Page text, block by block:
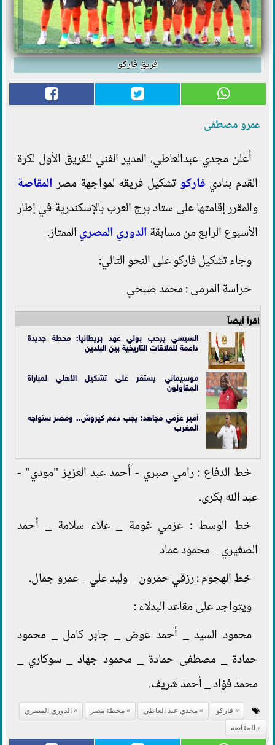
فريق فاركو
عمرو مصطفى
أعلن مجدي عبدالعاطي، المدير الفني للفريق الأول لكرة
القدم بنادي فاركو تشكيل فريقه لمواجهة مصرالمقاصة
والمقرر إقامتها على ستاد برج العرب بالإسكندرية في إطار
الأسبوع الرابع من مسابقةالدوري المصريالممتاز.
وجاء تشكيل فاركو على النحو التالي:
حراسة المرمى : محمد صبحي
اقرأ أيضاً
السيسي يرحب بولي عهد بريطانيا: محطة جديدة
داعمة للعلاقات التاريخية بين البلدين
موسيماني يستقر على تشكيل الأهلي لمباراة
المقاولون
أمير عزمي مجاهد: يجب دعم كيروش.. ومصر ستواجه
المغرب
خط الدفاع : رامي صبري - أحمد عبد العزيز "مودي" -
عبد الله بكرى.
خط الوسط : عزمي غومة _ علاء سلامة _ أحمد
الصغيري _ محمود عماد
خط الهجوم : رزقي حمرون _ وليد علي _ عمرو جمال.
ويتواجد على مقاعد البدلاء :
محمود السيد _ أحمد عوض _ جابر كامل _ محمود
حمادة _ مصطفى حمادة _ محمود جهاد _ سوكاري _
محمد فؤاد _ أحمد شريف.
فاركو مجدي عبد العاطي محطة مصر
الدوري المصري
المقاصة